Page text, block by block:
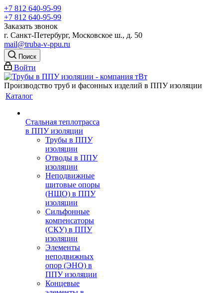
+7 812 640-95-99
+7 812 640-95-99
Заказать звонок
г. Санкт-Петербург, Московское ш., д. 50
mail@truba-v-ppu.ru
Поиск
Войти
Производство труб и фасонных изделий в ППУ изоляции
Каталог
Стальная теплотрасса
в ППУ изоляции
Трубы в ППУ
изоляции
Отводы в ППУ
изоляции
Неподвижные
щитовые опоры
(НЩО) в ППУ
изоляции
Cильфонные
компенсаторы
(СКУ) в ППУ
изоляции
Элементы
неподвижных
опор (ЭНО) в
ППУ изоляции
Концевые